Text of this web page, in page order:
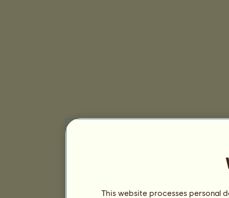
This website processes personal